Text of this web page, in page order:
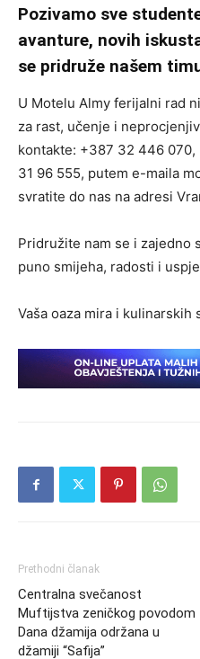
Pozivamo sve
avanture, novih
se pridruže našem
U Motelu Almy ferijalni rad
za rast, učenje i
kontakte: +387 32 446
31 96 555, putem e-maila
svratite do nas na adresi
Pridružite nam se i zajedno
puno smijeha, radosti i
Vaša oaza mira i kulinarskih
Prethodni članak
Centralna svečanost
Muftijstva zeničkog povodom
Dana džamija održana u
džamiji “Safija”